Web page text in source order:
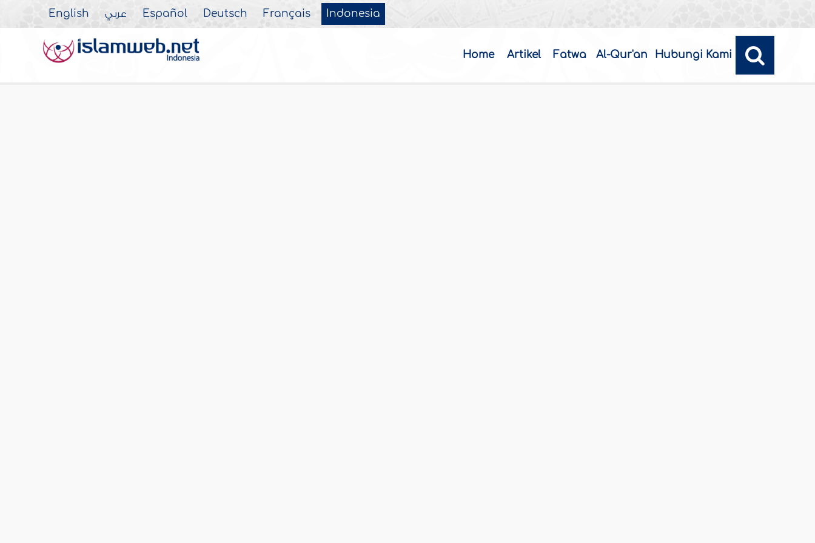
English عربي Español Deutsch Français Indonesia
Home Artikel Fatwa Al-Qur'an Hubungi Kami